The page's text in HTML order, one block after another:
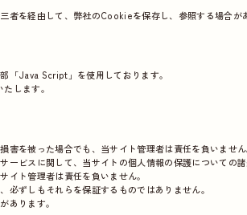
者を経由して、弊社のCookieを保存し、参照する場合が
「Java Script」を使用しております。
します。
害を被った場合でも、当サイト管理者は責任を負いませ
ービスに関して、当サイトの個人情報の保護についての
イト管理者は責任を負いません。
ずしもそれらを保証するものではありません。
あります。